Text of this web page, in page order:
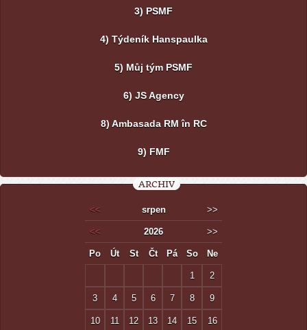
3) PSMF
4) Týdeník Hanspaulka
5) Můj tým PSMF
6) JS Agency
8) Ambasada RM în RC
9) FMF
ARCHIV
<< srpen >>
<< 2026 >>
Po Út St Čt Pá So Ne
1 2
3 4 5 6 7 8 9
10 11 12 13 14 15 16